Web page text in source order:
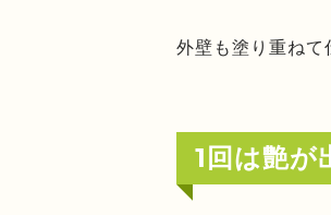
外壁も塗り重ねて
1回は艶が